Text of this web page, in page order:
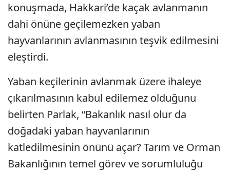
konuşmada, Hakkari’de kaçak avlanmanın
dahi önüne geçilemezken yaban
hayvanlarının avlanmasının teşvik edilmesini
eleştirdi.
Yaban keçilerinin avlanmak üzere ihaleye
çıkarılmasının kabul edilemez olduğunu
belirten Parlak, “Bakanlık nasıl olur da
doğadaki yaban hayvanlarının
katledilmesinin önünü açar? Tarım ve Orman
Bakanlığının temel görev ve sorumluluğu